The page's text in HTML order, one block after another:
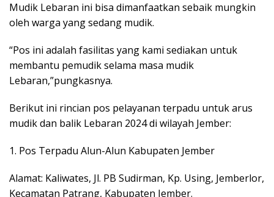
Mudik Lebaran ini bisa dimanfaatkan sebaik mungkin
oleh warga yang sedang mudik.
“Pos ini adalah fasilitas yang kami sediakan untuk
membantu pemudik selama masa mudik
Lebaran,”pungkasnya.
Berikut ini rincian pos pelayanan terpadu untuk arus
mudik dan balik Lebaran 2024 di wilayah Jember:
1. Pos Terpadu Alun-Alun Kabupaten Jember
Alamat: Kaliwates, Jl. PB Sudirman, Kp. Using, Jemberlor,
Kecamatan Patrang, Kabupaten Jember.